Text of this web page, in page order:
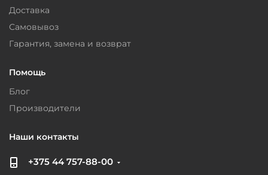
Доставка
Самовывоз
Гарантия, замена и возврат
Помощь
Блог
Производители
Наши контакты
+375 44 757-88-00